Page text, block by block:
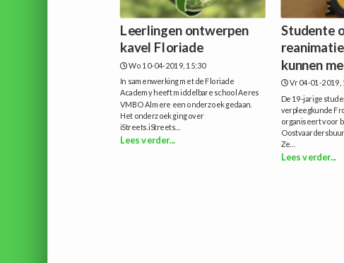
Leerlingen ontwerpen
kavel Floriade
Wo 10-04-2019, 15:30
In samenwerking met de Floriade
Academy heeft middelbare school Aeres
VMBO Almere een onderzoek gedaan.
Het onderzoek ging over
iStreets.iStreets...
Lees verder...
Studente
kunnen
Vr 04-01-2019,
De 19-jarige
verpleegkunde
organiseert voor
Ze...
Lees verder...